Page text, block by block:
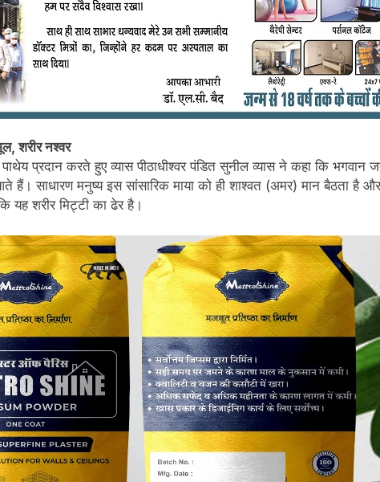
शरीर नश्वर
प्रदान करते हुए व्यास पीठाधीश्वर पंडित सुनील व्यास ने कहा कि भगवान
हैं। साधारण मनुष्य इस सांसारिक माया को ही शाश्वत (अमर) मान बैठता है
यह शरीर मिट्टी का ढेर है।